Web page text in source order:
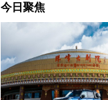
今日聚焦